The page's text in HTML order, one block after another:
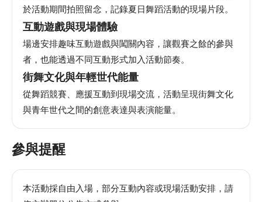
於活動期間拍照留念，記錄夏日舞蹈活動的現場片段。
互動遊戲與現場體驗
場邊安排趣味互動遊戲與闖關內容，讓觀賽之餘的參與
者，也能透過不同互動形式加入活動節奏。
街舞文化與年輕世代能量
從舞蹈競賽、應援互動到現場交流，活動呈現街舞文化
與青年世代之間的創意表達與表演能量。
參與提醒
本活動採自由入場，部分互動內容或現場活動安排，請